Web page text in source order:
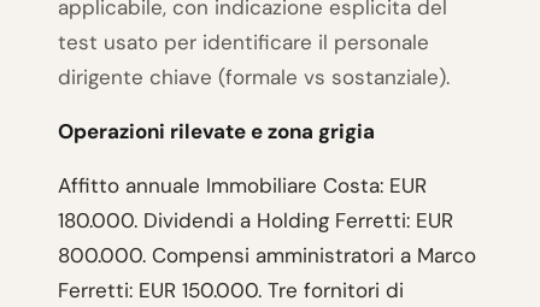
applicabile, con indicazione esplicita del
test usato per identificare il personale
dirigente chiave (formale vs sostanziale).
Operazioni rilevate e zona grigia
Affitto annuale Immobiliare Costa: EUR
180.000. Dividendi a Holding Ferretti: EUR
800.000. Compensi amministratori a Marco
Ferretti: EUR 150.000. Tre fornitori di